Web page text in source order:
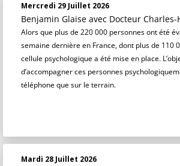
Mercredi 29 Juillet 2026
Benjamin Glaise avec Docteur
Alors que plus de 220 000 personnes ont été
semaine dernière en France, dont plus de 110
cellule psychologique a été mise en place.
d’accompagner ces personnes
téléphone que sur le terrain.
Mardi 28 Juillet 2026